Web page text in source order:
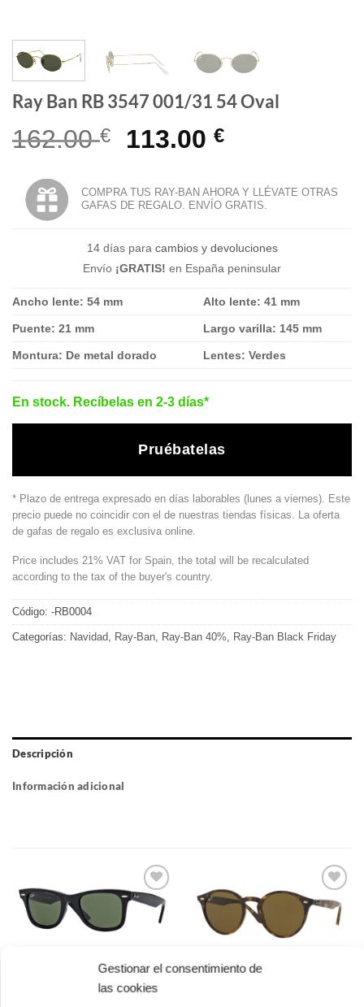
Gestionar el consentimiento de
las cookies
Ray Ban RB 3547 001/31 54 Oval
162.00€
El
original
era:
162.00 €.
113.00 €El
actual
es:
113.00 €.
COMPRA TUS RAY-BAN AHORA Y LLÉVATE OTRAS
GAFAS DE REGALO. ENVÍO GRATIS.
14 días para cambios y devoluciones
Envío ¡GRATIS! en España peninsular
Ancho lente: 54 mm Alto lente: 41 mm
Puente: 21 mm Largo varilla: 145 mm
Montura: De metal dorado Lentes: Verdes
En stock. Recíbelas en 2-3 días*
Pruébatelas
* Plazo de entrega expresado en días laborables (lunes a viernes). Este
precio puede no coincidir con el de nuestras tiendas físicas. La oferta
de gafas de regalo es exclusiva online.
Price includes 21% VAT for Spain, the total will be recalculated
according to the tax of the buyer's country.
Código: -RB0004
Categorías: Navidad, Ray-Ban, Ray-Ban 40%, Ray-Ban Black Friday
Descripción
Información adicional
Gafas
de sol
que
Ray Ban Wayfarer RB
Gafas
de sol
que